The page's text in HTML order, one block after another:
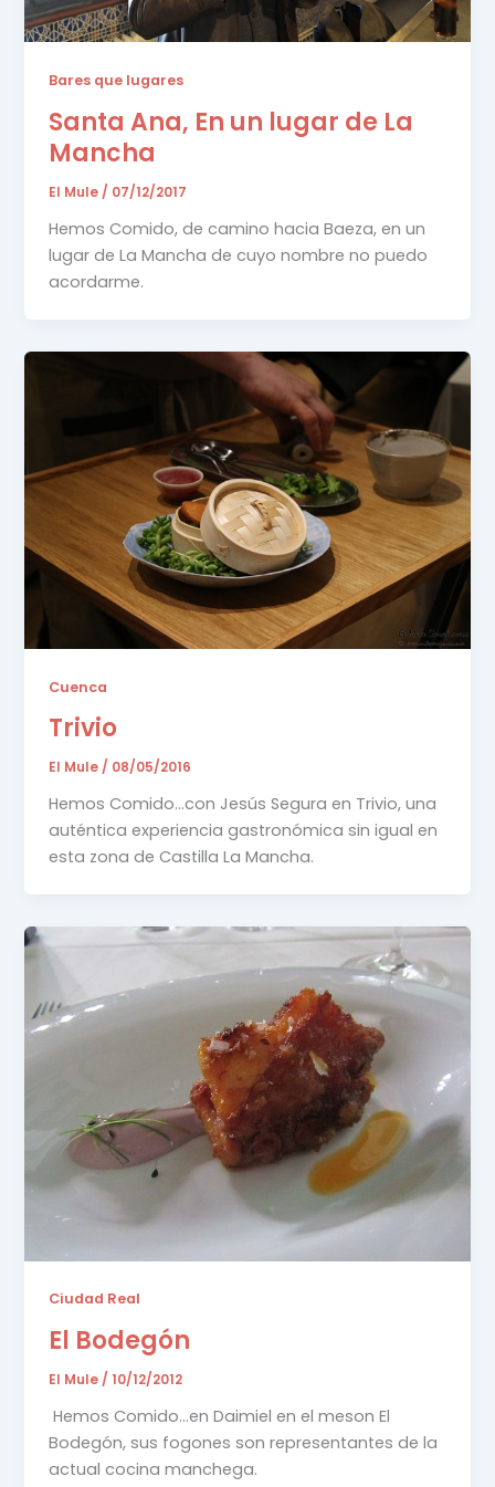
Bares que lugares
Santa Ana, En un lugar de La
Mancha
El Mule / 07/12/2017
Hemos Comido, de camino hacia Baeza, en un
lugar de La Mancha de cuyo nombre no puedo
acordarme.
Cuenca
Trivio
El Mule/ 08/05/2016
Hemos Comido…con Jesús Segura en Trivio, una
auténtica experiencia gastronómica sin igual en
esta zona de Castilla La Mancha.
Ciudad Real
El Bodegón
El Mule/10/12/2012
Hemos Comido…en Daimiel en el meson El
Bodegón, sus fogones son representantes de la
actual cocina manchega.